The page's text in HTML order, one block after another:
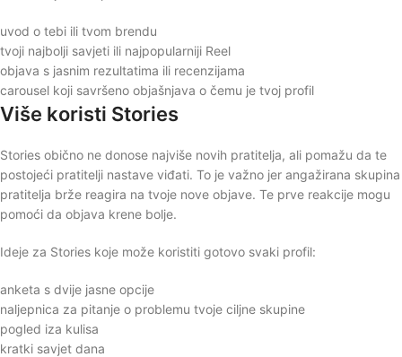
uvod o tebi ili tvom brendu
tvoji najbolji savjeti ili najpopularniji Reel
objava s jasnim rezultatima ili recenzijama
carousel koji savršeno objašnjava o čemu je tvoj profil
Više koristi Stories
Stories obično ne donose najviše novih pratitelja, ali pomažu da te
postojeći pratitelji nastave viđati. To je važno jer angažirana skupina
pratitelja brže reagira na tvoje nove objave. Te prve reakcije mogu
pomoći da objava krene bolje.
Ideje za Stories koje može koristiti gotovo svaki profil:
anketa s dvije jasne opcije
naljepnica za pitanje o problemu tvoje ciljne skupine
pogled iza kulisa
kratki savjet dana